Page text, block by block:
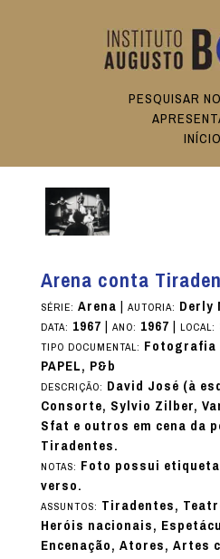
PESQUISAR
INÍCIO
Arena conta
SÉRIE: Arena| AUTORIA: Derly
DATA: 1967| ANO: 1967| LOCAL:
TIPO DOCUMENTAL: Fotografia
PAPEL, P&b
DESCRIÇÃO: David José (à
Consorte, Sylvio Zilber,
Sfat e outros em cena da
Tiradentes.
NOTAS: Foto possui
verso.
ASSUNTOS: Tiradentes,
Heróis nacionais,
Encenação, Atores, Artes